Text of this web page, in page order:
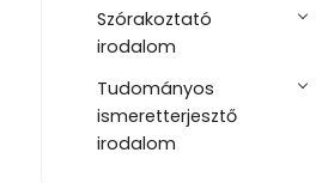
Szórakoztató
irodalom
Tudományos
ismeretterjesztő
irodalom